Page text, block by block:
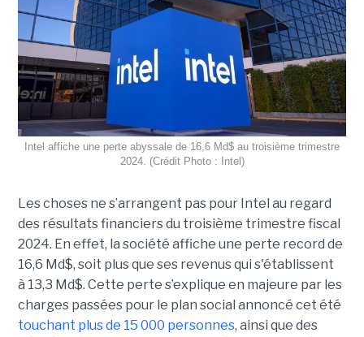
Intel affiche une perte abyssale de 16,6 Md$ au troisième trimestre
2024. (Crédit Photo : Intel)
Les choses ne s’arrangent pas pour Intel au regard
des résultats financiers du troisième trimestre fiscal
2024. En effet, la société affiche une perte record de
16,6 Md$, soit plus que ses revenus qui s'établissent
à 13,3 Md$. Cette perte s’explique en majeure par les
charges passées pour le plan social annoncé cet été
touchant plus de 15 000 personnes, ainsi que des